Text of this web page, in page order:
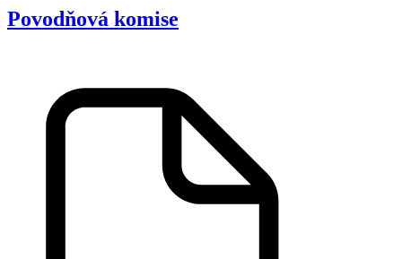
Povodňová komise